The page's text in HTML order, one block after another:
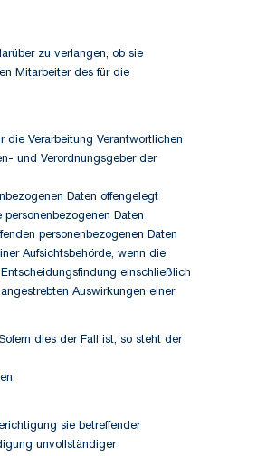
zu verlangen, ob sie
Mitarbeiter des für die
die Verarbeitung Verantwortlichen
und Verordnungsgeber der
Daten offengelegt
Daten
personenbezogenen Daten
Aufsichtsbehörde, wenn die
einschließlich
Auswirkungen einer
dies der Fall ist, so steht der
sie betreffender
unvollständiger